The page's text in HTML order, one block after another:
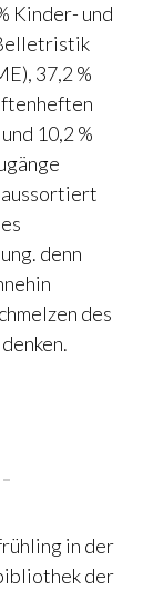
Kinder- und
37,2 %
10,2 %
aussortiert
denn
des
in der
der